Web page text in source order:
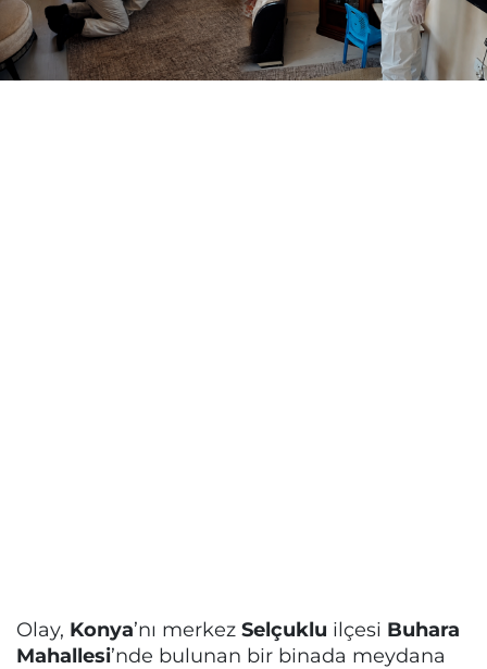
Olay, Konya’nı merkez Selçuklu ilçesi Buhara
Mahallesi’nde bulunan bir binada meydana